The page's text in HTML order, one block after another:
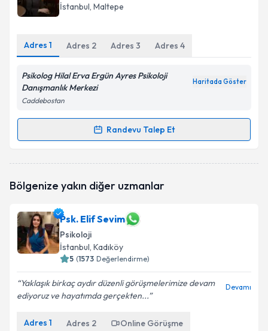
İstanbul, Maltepe
Adres 1 Adres 2 Adres 3 Adres 4
Psikolog Hilal Erva Ergün Ayres Psikoloji
Danışmanlık Merkezi
Haritada Göster
Caddebostan
Randevu Talep Et
Randevu Takvimi Talebi
oluşturun. Size bu uzmandan randevu almanız için bir
E-posta Adresiniz
Kişisel verilerimin işlenmesine ilişkinAydınlatma
Metni'ni okudum ve kişisel verilerimin belirtilen
Bölgenize yakın diğer uzmanlar
Psk. Elif Sevim
Psikoloji
İstanbul, Kadıköy
5 (1573 Değerlendirme)
Yaklaşık birkaç aydır düzenli görüşmelerimize devam
ediyoruz ve hayatımda gerçekten...
Devamı
Adres 1 Adres 2 Online Görüşme